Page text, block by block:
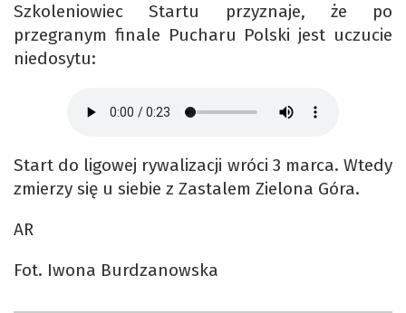
Szkoleniowiec Startu przyznaje, że po
przegranym finale Pucharu Polski jest uczucie
niedosytu:
Start do ligowej rywalizacji wróci 3 marca. Wtedy
zmierzy się u siebie z Zastalem Zielona Góra.
AR
Fot. Iwona Burdzanowska